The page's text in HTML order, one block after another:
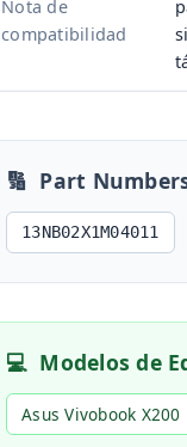
Nota de
compatibilidad
🔢 Part
13NB02X1M04011
💻 Modelos de
Asus Vivobook X200